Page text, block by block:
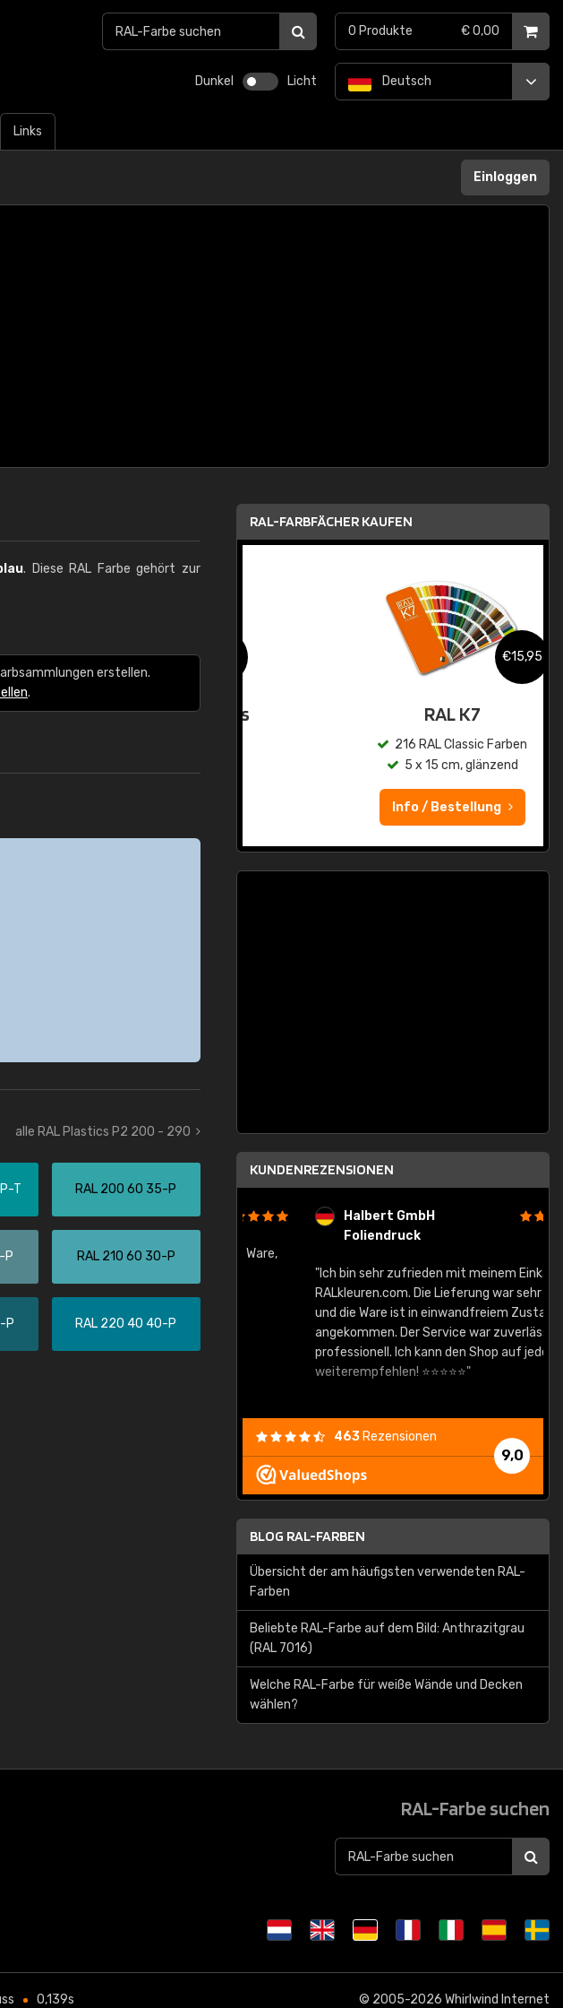
Dunkel Licht
Links
Deutsch
0 Produkte € 0,00
Einloggen
. Diese RAL Farbe gehört zur
erstellen.
.
alle RAL Plastics P2 200 - 290
T RAL 200 60 35-P
P RAL 210 60 30-P
P RAL 220 40 40-P
RAL-FARBFÄCHER KAUFEN
€15,95
K7 auf Wasserbasis
€15,95
216 RAL Classic Farben
5 x 15 cm, glänzend
Info / Bestellung
KUNDENREZENSIONEN
Schmidt
wie man es sich wünscht, gute Ware,
Halbert GmbH
Foliendruck
"Ich bin sehr zufrieden mit meinem Einkauf bei
RALkleuren.com. Die Lieferung war sehr schnell
und die Ware ist in einwandfreiem Zustand
angekommen. Der Service war zuverlässig und
professionell. Ich kann den Shop auf jeden Fall
weiterempfehlen! ⭐⭐⭐⭐⭐"
9,0
463 Rezensionen
BLOG RAL-FARBEN
Übersicht der am häufigsten verwendeten RAL-
Farben
Beliebte RAL-Farbe auf dem Bild: Anthrazitgrau
(RAL 7016)
Welche RAL-Farbe für weiße Wände und Decken
wählen?
RAL-Farbe suchen
0,139s © 2005-2026 Whirlwind Internet